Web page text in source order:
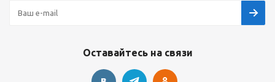
Оставайтесь на связи